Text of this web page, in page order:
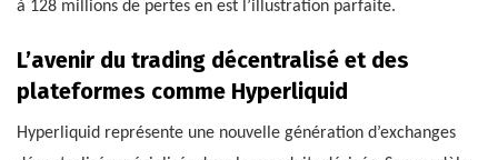
à 128 millions de pertes en est l’illustration parfaite.
L’avenir du trading décentralisé et des
plateformes comme Hyperliquid
Hyperliquid représente une nouvelle génération d’exchanges